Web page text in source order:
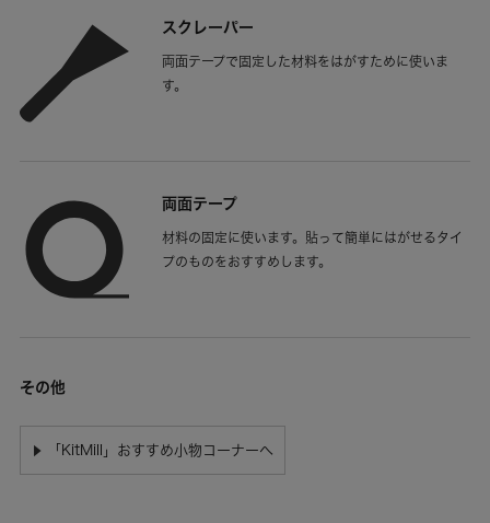
スクレーパー
両面テープで固定した材料をはがすために使いま
す。
両面テープ
材料の固定に使います。貼って簡単にはがせるタイ
プのものをおすすめします。
その他
▶ 「KitMill」おすすめ小物コーナーへ